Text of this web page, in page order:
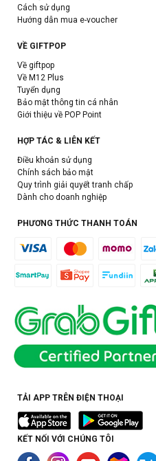
Cách sử dụng
Hướng dẫn mua e-voucher
VỀ GIFTPOP
Về giftpop
Về M12 Plus
Tuyển dụng
Bảo mật thông tin cá nhân
Giới thiệu về POP Point
HỢP TÁC & LIÊN KẾT
Điều khoản sử dụng
Chính sách bảo mật
Quy trình giải quyết tranh chấp
Dành cho doanh nghiệp
PHƯƠNG THỨC THANH TOÁN
TẢI APP TRÊN ĐIỆN THOẠI
KẾT NỐI VỚI CHÚNG TÔI